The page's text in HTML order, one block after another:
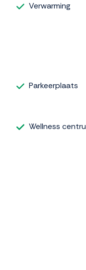
Verwarming
Parkeerplaats
Wellness